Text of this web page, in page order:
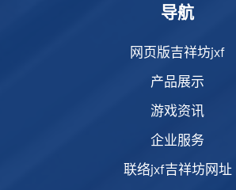
导航
网页版吉祥坊jxf
产品展示
游戏资讯
企业服务
联络jxf吉祥坊网址